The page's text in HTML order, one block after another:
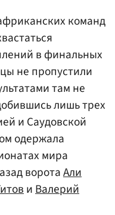
команд
в финальных
не пропустили
там не
лишь трех
и Саудовской
одержала
мира
воротаАли
иВалерий